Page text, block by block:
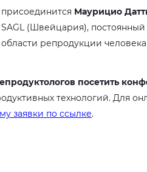
Маурицио
(Швейцария), постоянный
репродукции
посетить
технологий. Для
заявки по ссылке.